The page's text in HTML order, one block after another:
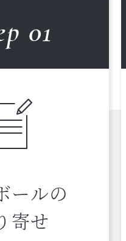
01
ールの
寄せ